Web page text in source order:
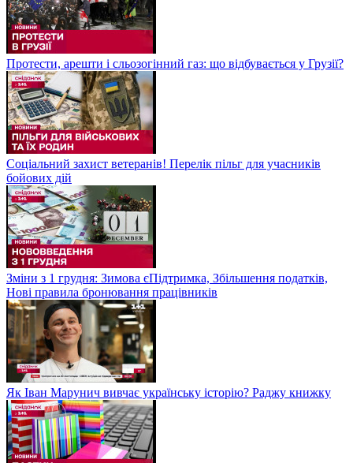
Протести, арешти і сльозогінний газ: що відбувається у Грузії?
Соціальний захист ветеранів! Перелік пільг для учасників
бойових дій
Зміни з 1 грудня: Зимова єПідтримка, Збільшення податків,
Нові правила бронювання працівників
Як Іван Марунич вивчає українську історію? Раджу книжку